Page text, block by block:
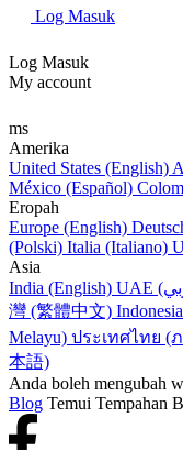
Log Masuk
Log Masuk
My account
ms
Amerika
United States (English)
México (Español)
Eropah
Europe (English)
(Polski) Italia (Italiano)
Asia
India (English)
灣 (繁體中文)
Melayu) ประเทศไทย (
本語)
Anda boleh mengubah
Blog Temui Tempahan